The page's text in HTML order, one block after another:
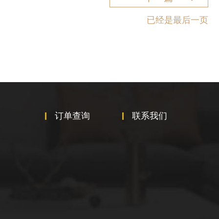
已经是最后一页
订单查询 联系我们